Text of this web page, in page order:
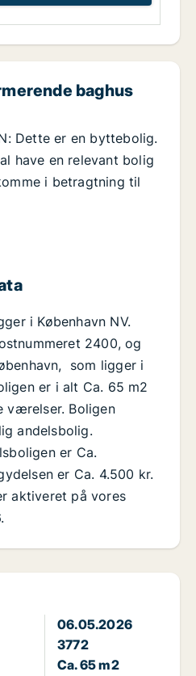
06.05.2026
3772
Ca. 65 m2
baghus
Dette er en byttebolig.
have en relevant bolig
i betragtning til
i København NV.
2400, og
som ligger i
er i alt Ca. 65 m2
værelser. Boligen
andelsbolig.
er Ca.
er Ca. 4.500 kr.
aktiveret på vores